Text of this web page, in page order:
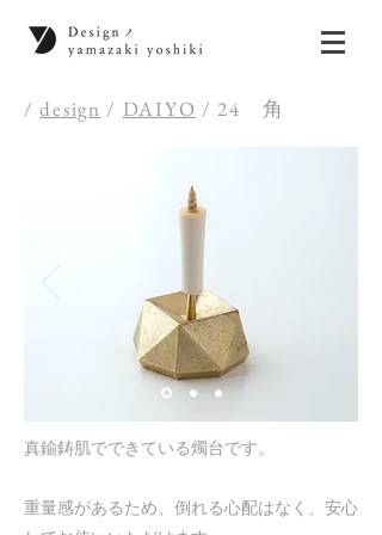
/design / DAIYO / 24 角
真鍮鋳肌でできている燭台です。
重量感があるため、倒れる心配はなく、安心